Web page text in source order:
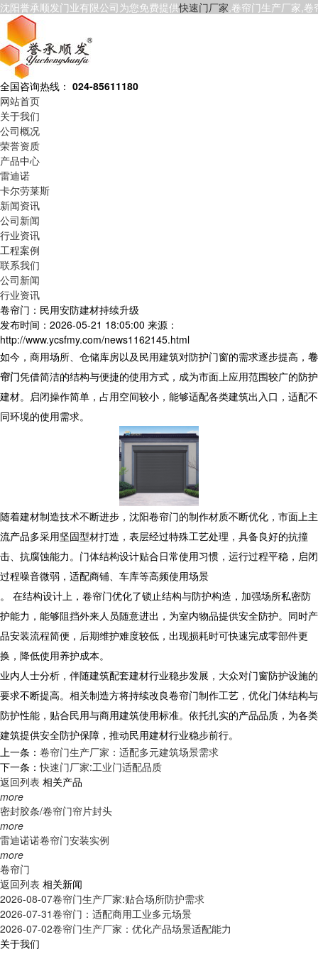
沈阳誉承顺发门业有限公司为您免费提供快速门厂家,卷帘门生产厂家,
全国咨询热线： 024-85611180
网站首页
关于我们
公司概况
荣誉资质
产品中心
雷迪诺
卡尔劳莱斯
新闻资讯
公司新闻
行业资讯
工程案例
联系我们
公司新闻
行业资讯
卷帘门：民用安防建材持续升级
发布时间：2026-05-21 18:05:00 来源：
http://www.ycsfmy.com/news1162145.html
如今，商用场所、仓储库房以及民用建筑对防护门窗的需求逐步提高， 卷
帘门凭借简洁的结构与便捷的使用方式，成为市面上应用范围较广的防护
建材。启闭操作简单，占用空间较小，能够适配各类建筑出入口，适配不
同环境的使用需求。
随着建材制造技术不断进步，沈阳卷帘门的制作材质不断优化，市面上主
流产品多采用坚固型材打造，表层经过特殊工艺处理，具备良好的抗撞
击、抗腐蚀能力。门体结构设计贴合日常使用习惯，运行过程平稳，启闭
过程噪音微弱，适配商铺、车库等高频使用场景
。 在结构设计上，卷帘门优化了锁止结构与防护构造，加强场所私密防
护能力，能够阻挡外来人员随意进出，为室内物品提供安全防护。同时产
品安装流程简便，后期维护难度较低，出现损耗时可快速完成零部件更
换，降低使用养护成本。
业内人士分析，伴随建筑配套建材行业稳步发展，大众对门窗防护设施的
要求不断提高。相关制造方将持续改良卷帘门制作工艺，优化门体结构与
防护性能，贴合民用与商用建筑使用标准。依托扎实的产品品质，为各类
建筑提供安全防护保障，推动民用建材行业稳步前行。
上一条： 卷帘门生产厂家：适配多元建筑场景需求
下一条：快速门厂家:工业门适配品质
返回列表 相关产品
more
密封胶条/卷帘门帘片封头
more
雷迪诺诺卷帘门安装实例
more
卷帘门
返回列表 相关新闻
2026-08-07卷帘门生产厂家:贴合场所防护需求
2026-07-31卷帘门：适配商用工业多元场景
2026-07-02卷帘门生产厂家：优化产品场景适配能力
关于我们